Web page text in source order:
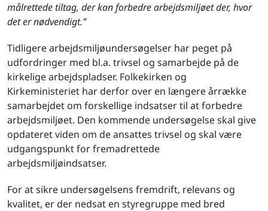
målrettede tiltag, der kan forbedre arbejdsmiljøet der, hvor
det er nødvendigt.”
Tidligere arbejdsmiljøundersøgelser har peget på
udfordringer med bl.a. trivsel og samarbejde på de
kirkelige arbejdspladser. Folkekirken og
Kirkeministeriet har derfor over en længere årrække
samarbejdet om forskellige indsatser til at forbedre
arbejdsmiljøet. Den kommende undersøgelse skal give
opdateret viden om de ansattes trivsel og skal være
udgangspunkt for fremadrettede
arbejdsmiljøindsatser.
For at sikre undersøgelsens fremdrift, relevans og
kvalitet, er der nedsat en styregruppe med bred